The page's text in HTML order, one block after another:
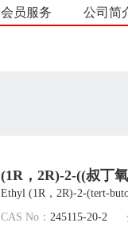
会员服务 公司简
(1R，2R)-2-((叔丁
Ethyl (1R，2R)-2-(tert-
CAS No： 245115-20-2